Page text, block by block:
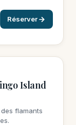
Réserver
Island
flamants